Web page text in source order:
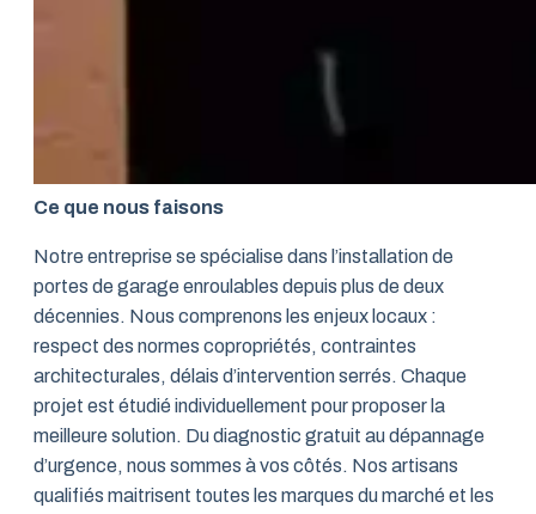
Ce que nous faisons
Notre entreprise se spécialise dans l’installation de
portes de garage enroulables depuis plus de deux
décennies. Nous comprenons les enjeux locaux :
respect des normes copropriétés, contraintes
architecturales, délais d’intervention serrés. Chaque
projet est étudié individuellement pour proposer la
meilleure solution. Du diagnostic gratuit au dépannage
d’urgence, nous sommes à vos côtés. Nos artisans
qualifiés maitrisent toutes les marques du marché et les